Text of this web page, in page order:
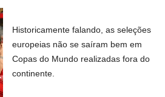
Historicamente falando, as seleções
europeias não se saíram bem em
Copas do Mundo realizadas fora do
continente.